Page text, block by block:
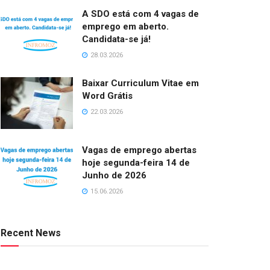
A SDO está com 4 vagas de
emprego em aberto.
Candidata-se já!
28.03.2026
Baixar Curriculum Vitae em
Word Grátis
22.03.2026
Vagas de emprego abertas
hoje segunda-feira 14 de
Junho de 2026
15.06.2026
Recent News